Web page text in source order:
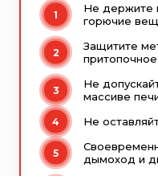
Не держите
горючие
Защитите
Не
массиве
Не
дымоход и